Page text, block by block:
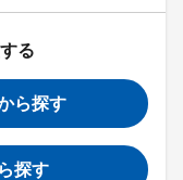
る
ら探す
探す